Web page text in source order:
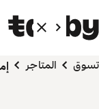
تسوق المتاجر